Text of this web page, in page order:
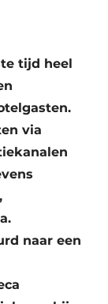
tijd heel
via
naar een